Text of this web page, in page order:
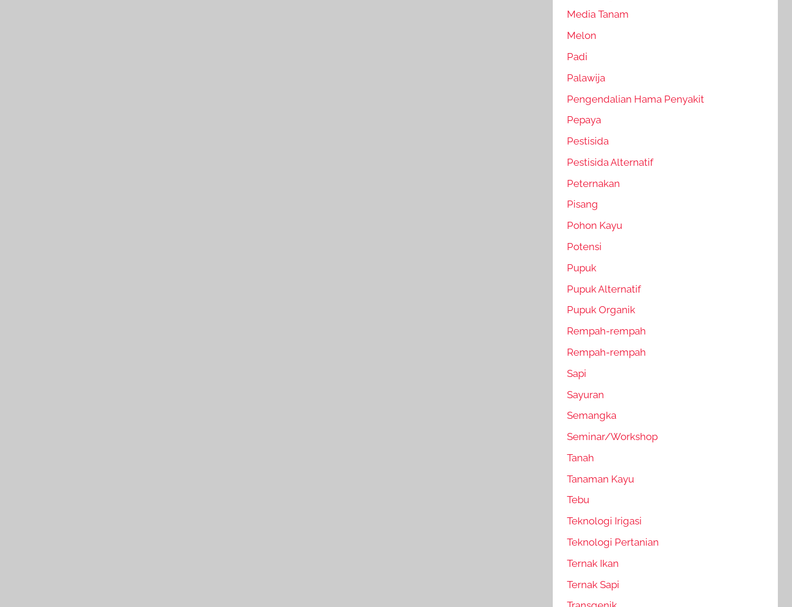
Media Tanam
Melon
Padi
Palawija
Pengendalian Hama Penyakit
Pepaya
Pestisida
Pestisida Alternatif
Peternakan
Pisang
Pohon Kayu
Potensi
Pupuk
Pupuk Alternatif
Pupuk Organik
Rempah-rempah
Rempah-rempah
Sapi
Sayuran
Semangka
Seminar/Workshop
Tanah
Tanaman Kayu
Tebu
Teknologi Irigasi
Teknologi Pertanian
Ternak Ikan
Ternak Sapi